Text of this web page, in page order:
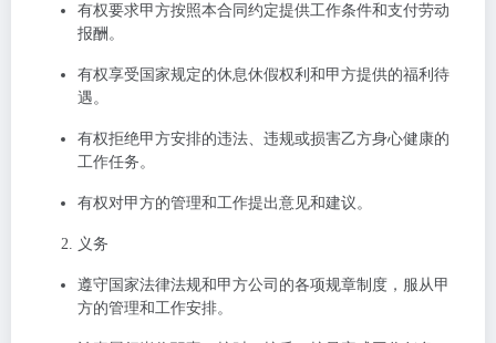
有权要求甲方按照本合同约定提供工作条件和支付劳动
报酬。
有权享受国家规定的休息休假权利和甲方提供的福利待
遇。
有权拒绝甲方安排的违法、违规或损害乙方身心健康的
工作任务。
有权对甲方的管理和工作提出意见和建议。
义务
遵守国家法律法规和甲方公司的各项规章制度，服从甲
方的管理和工作安排。